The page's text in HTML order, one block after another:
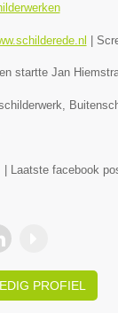
startte Jan
Laatste facebook
PROFIEL